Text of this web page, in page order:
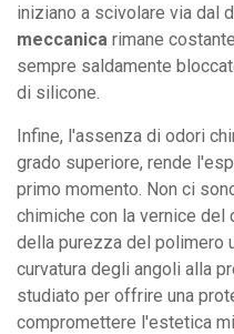
iniziano a scivolare via dal
meccanica rimane
sempre saldamente
di silicone.
Infine, l'assenza di odori
grado superiore, rende
primo momento. Non ci
chimiche con la vernice
della purezza del polimero
curvatura degli angoli alla
studiato per offrire una
compromettere l'estetica